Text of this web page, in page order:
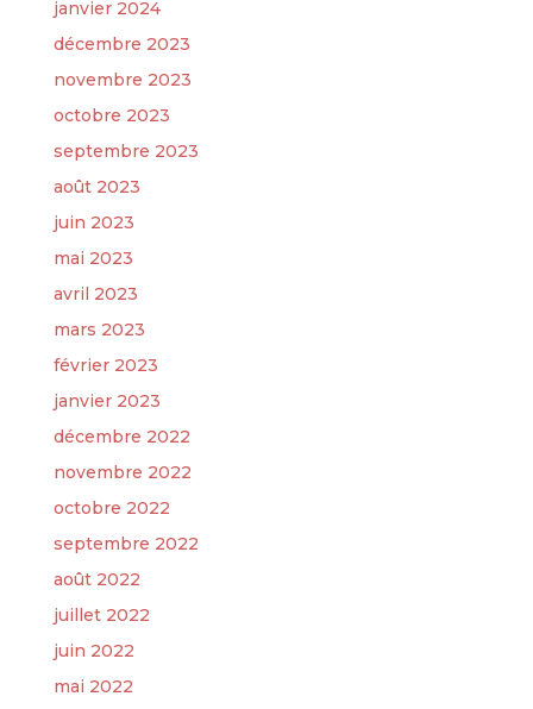
janvier 2024
décembre 2023
novembre 2023
octobre 2023
septembre 2023
août 2023
juin 2023
mai 2023
avril 2023
mars 2023
février 2023
janvier 2023
décembre 2022
novembre 2022
octobre 2022
septembre 2022
août 2022
juillet 2022
juin 2022
mai 2022